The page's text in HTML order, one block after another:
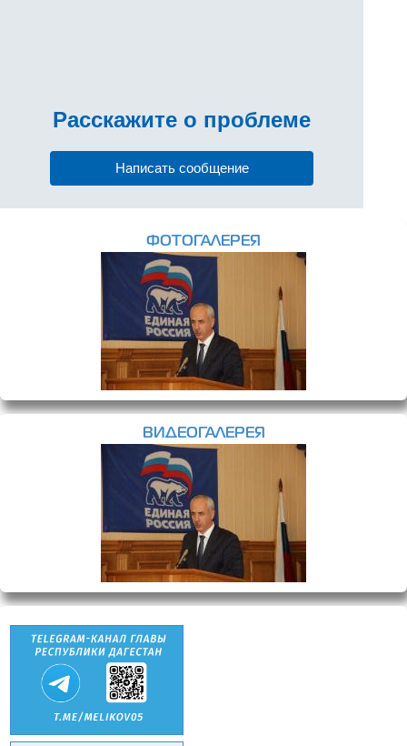
Расскажите о проблеме
Написать сообщение
ФОТОГАЛЕРЕЯ
ВИДЕОГАЛЕРЕЯ